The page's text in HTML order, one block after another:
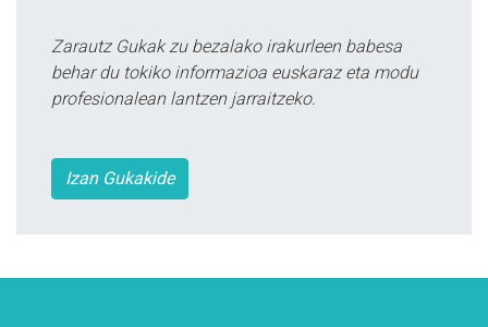
Zarautz Gukak zu bezalako irakurleen babesa
behar du tokiko informazioa euskaraz eta modu
profesionalean lantzen jarraitzeko.
Izan Gukakide